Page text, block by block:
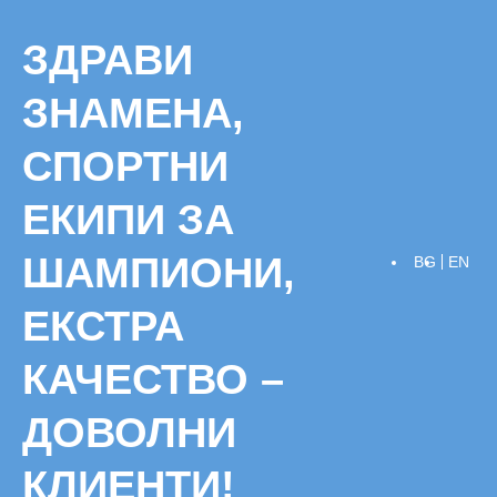
content
ЗДРАВИ
ЗНАМЕНА,
СПОРТНИ
ЕКИПИ ЗА
ШАМПИОНИ,
ЕКСТРА
КАЧЕСТВО –
ДОВОЛНИ
КЛИЕНТИ!
BG EN